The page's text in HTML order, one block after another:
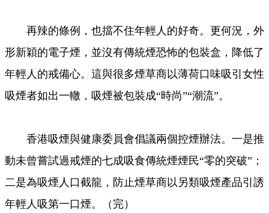
再辣的條例，也擋不住年輕人的好奇。更何況，外
形新穎的電子煙，並沒有傳統煙恐怖的包裝盒，降低了
年輕人的戒備心。這與很多煙草商以薄荷口味吸引女性
吸煙者如出一轍，吸煙被包裝成“時尚”“潮流”。
香港吸煙與健康委員會倡議兩個控煙辦法。一是推
動未曾嘗試過戒煙的七成吸食傳統煙煙民“零的突破”；
二是為吸煙人口截龍，防止煙草商以另類吸煙產品引誘
年輕人吸第一口煙。（完）